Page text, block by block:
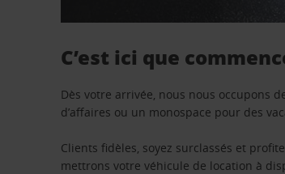
C’est ici que
Dès votre arrivée, nous nous occupons
d’affaires ou un monospace pour des
Clients fidèles, soyez surclassés et
mettrons votre véhicule de location à